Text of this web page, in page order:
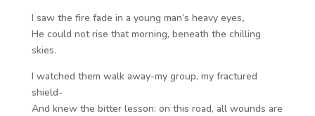
I saw the fire fade in a young man’s heavy eyes,
He could not rise that morning, beneath the chilling
skies.
I watched them walk away-my group, my fractured
shield-
And knew the bitter lesson: on this road, all wounds are